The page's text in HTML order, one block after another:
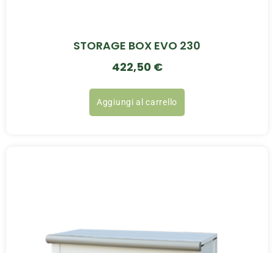
STORAGE BOX EVO 230
422,50 €
Aggiungi al carrello